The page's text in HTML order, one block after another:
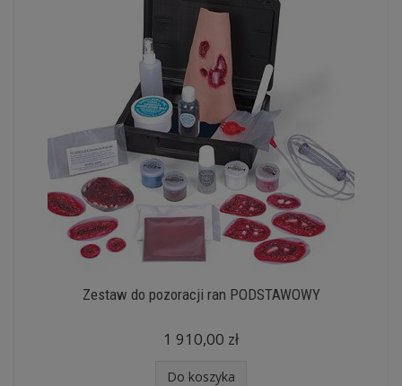
Zestaw do pozoracji ran PODSTAWOWY
1 910,00 zł
Do koszyka